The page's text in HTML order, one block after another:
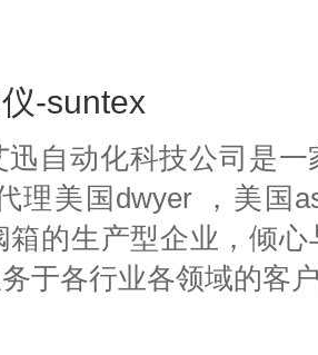
-suntex
自动化科技公司是一
理美国dwyer ，美国
的生产型企业，倾心
于各行业各领域的客户